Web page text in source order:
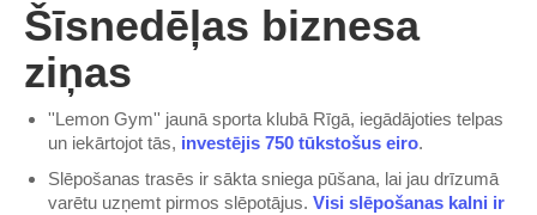
Šīsnedēļas biznesa
ziņas
''Lemon Gym'' jaunā sporta klubā Rīgā, iegādājoties telpas
un iekārtojot tās, investējis 750 tūkstošus eiro.
Slēpošanas trasēs ir sākta sniega pūšana, lai jau drīzumā
varētu uzņemt pirmos slēpotājus. Visi slēpošanas kalni ir